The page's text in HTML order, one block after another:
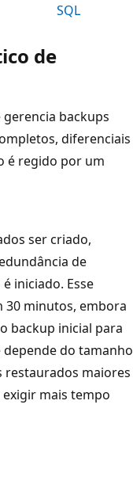
SQL
de
gerencia backups
diferenciais
é regido por um
ser criado,
de
iniciado. Esse
30 minutos, embora
backup inicial para
do tamanho
restaurados maiores
mais tempo